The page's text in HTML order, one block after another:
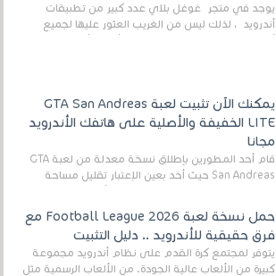
يوجد في متجر غوغل بلاي عدد كبير من تطبيقات
أندرويد ، لذلك ليس من الغريب العثور عليها لجميع
يمكنك الآن تثبيت لعبة GTA San Andreas
LITE الخفيفة والأصلية على هاتفك الأندرويد
مجانا
قام أحد المطورين بإطلاق نسخة معدلة من لعبة GTA
San Andreas حيث أخد بعين الإعتبار تقليل مساحة
حمل نسخة لعبة Football League 2026 مع
فرق حقيقية للأندرويد .. دليل التثبيت
يتوفر لمجتمع كرة القدم على نظام أندرويد مجموعة
كبيرة من الألعاب عالية الجودة. من الألعاب الرسمية مثل